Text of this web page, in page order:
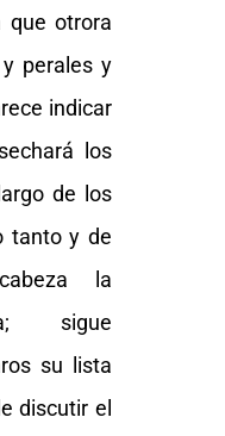
que otrora
perales y
indicar
los
de los
tanto y de
la
sigue
su lista
discutir el